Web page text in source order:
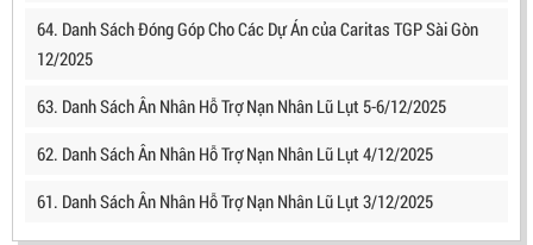
64. Danh Sách Đóng Góp Cho Các Dự Án của Caritas TGP Sài Gòn
12/2025
63. Danh Sách Ân Nhân Hỗ Trợ Nạn Nhân Lũ Lụt 5-6/12/2025
62. Danh Sách Ân Nhân Hỗ Trợ Nạn Nhân Lũ Lụt 4/12/2025
61. Danh Sách Ân Nhân Hỗ Trợ Nạn Nhân Lũ Lụt 3/12/2025